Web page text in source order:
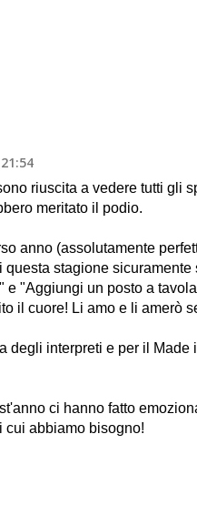
riuscita a vedere tutti gli
meritato il podio.
anno (assolutamente
stagione sicuramente
"Aggiungi un posto a
il cuore! Li amo e li amerò
degli interpreti e per il Made
ci hanno fatto
cui abbiamo bisogno!